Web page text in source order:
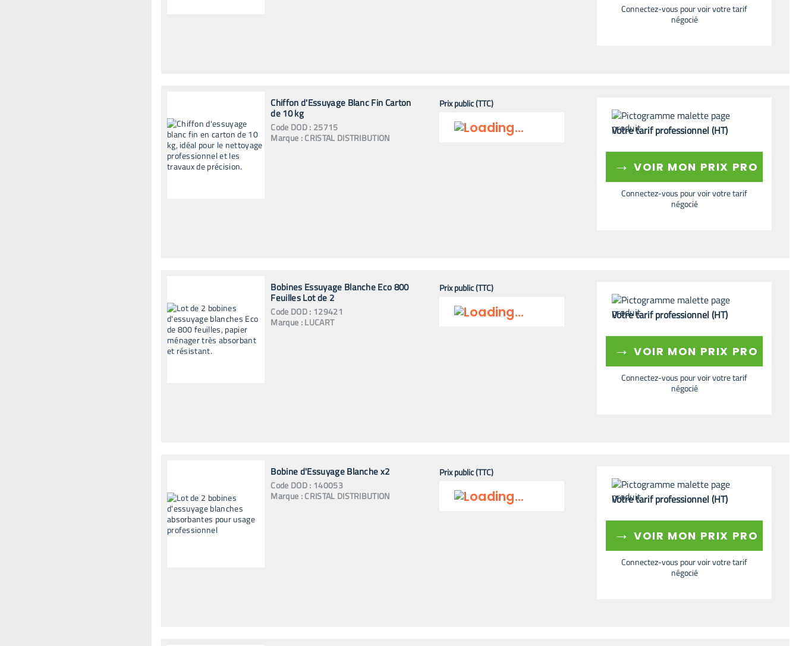
Connectez-vous pour voir votre tarif
négocié
Chiffon d'Essuyage Blanc Fin Carton
de 10 kg
Code DOD: 25715
Marque :CRISTAL DISTRIBUTION
Prix public (TTC)
Votre tarif professionnel (HT)
→ VOIR MON PRIX PRO
Connectez-vous pour voir votre tarif
négocié
Bobines Essuyage Blanche Eco 800
Feuilles Lot de 2
Code DOD: 129421
Marque :LUCART
Prix public (TTC)
Votre tarif professionnel (HT)
→ VOIR MON PRIX PRO
Connectez-vous pour voir votre tarif
négocié
Bobine d'Essuyage Blanche x2
Code DOD: 140053
Marque :CRISTAL DISTRIBUTION
Prix public (TTC)
Votre tarif professionnel (HT)
→ VOIR MON PRIX PRO
Connectez-vous pour voir votre tarif
négocié